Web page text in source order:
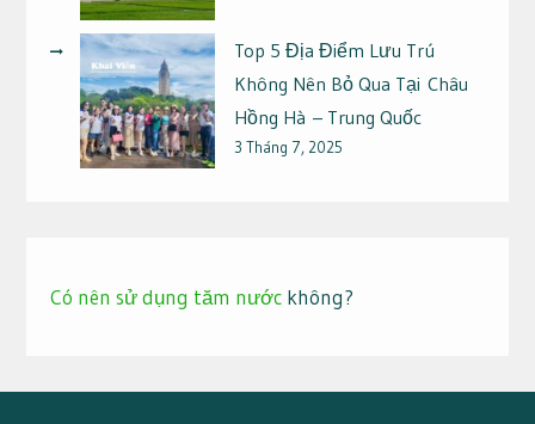
Top 5 Địa Điểm Lưu Trú
Không Nên Bỏ Qua Tại Châu
Hồng Hà – Trung Quốc
3 Tháng 7, 2025
Có nên sử dụng tăm nướckhông?